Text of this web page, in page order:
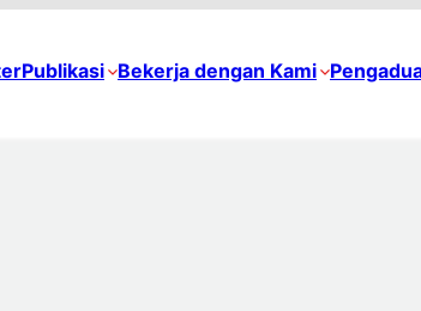
Publikasi Bekerja dengan Kami